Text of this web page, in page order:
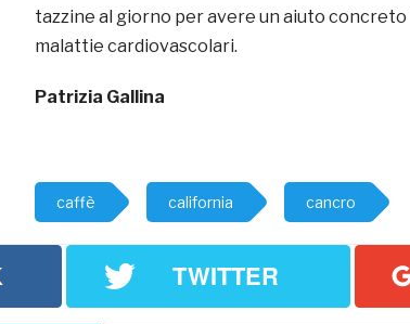
tazzine al giorno per avere un aiuto
malattie cardiovascolari.
Patrizia Gallina
caffè california cancro
TWITTER